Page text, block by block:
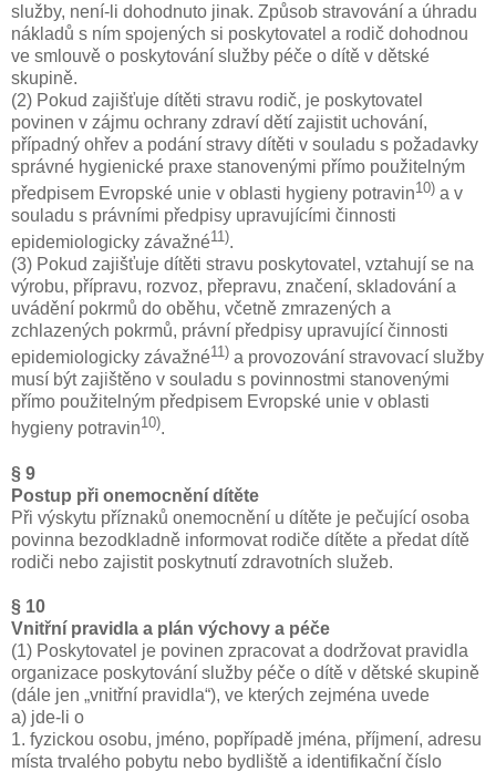
služby, není-li dohodnuto jinak. Způsob stravování a úhradu
nákladů s ním spojených si poskytovatel a rodič dohodnou
ve smlouvě o poskytování služby péče o dítě v dětské
skupině.
(2) Pokud zajišťuje dítěti stravu rodič, je poskytovatel
povinen v zájmu ochrany zdraví dětí zajistit uchování,
případný ohřev a podání stravy dítěti v souladu s požadavky
správné hygienické praxe stanovenými přímo použitelným
předpisem Evropské unie v oblasti hygieny potravin10) a v
souladu s právními předpisy upravujícími činnosti
epidemiologicky závažné11).
(3) Pokud zajišťuje dítěti stravu poskytovatel, vztahují se na
výrobu, přípravu, rozvoz, přepravu, značení, skladování a
uvádění pokrmů do oběhu, včetně zmrazených a
zchlazených pokrmů, právní předpisy upravující činnosti
epidemiologicky závažné11) a provozování stravovací služby
musí být zajištěno v souladu s povinnostmi stanovenými
přímo použitelným předpisem Evropské unie v oblasti
hygieny potravin10).
§ 9
Postup při onemocnění dítěte
Při výskytu příznaků onemocnění u dítěte je pečující osoba
povinna bezodkladně informovat rodiče dítěte a předat dítě
rodiči nebo zajistit poskytnutí zdravotních služeb.
§ 10
Vnitřní pravidla a plán výchovy a péče
(1) Poskytovatel je povinen zpracovat a dodržovat pravidla
organizace poskytování služby péče o dítě v dětské skupině
(dále jen „vnitřní pravidla“), ve kterých zejména uvede
a) jde-li o
1. fyzickou osobu, jméno, popřípadě jména, příjmení, adresu
místa trvalého pobytu nebo bydliště a identifikační číslo